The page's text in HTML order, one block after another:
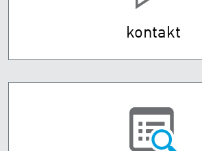
kontakt